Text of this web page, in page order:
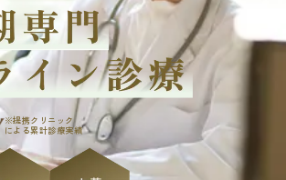
※提携クリニック
による累計診療実績